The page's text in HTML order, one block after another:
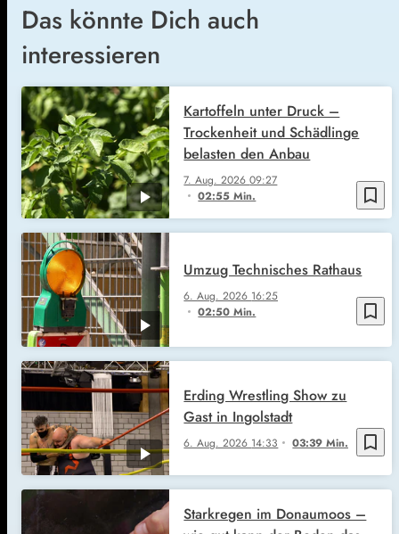
Das könnte Dich auch
interessieren
bookmark_border
7. Aug. 202609:27
02:55 Min.
Kartoffeln unter Druck –
Trockenheit und Schädlinge
belasten den Anbau
bookmark_border
6. Aug. 2026 16:25
02:50 Min.
Umzug Technisches Rathaus
bookmark_border
6. Aug. 2026 14:33 03:39 Min.
Erding Wrestling Show zu
Gast in Ingolstadt
Starkregen im Donaumoos –